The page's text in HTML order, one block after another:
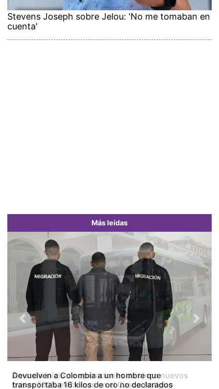
Stevens Joseph sobre Jelou: 'No me tomaban en
cuenta'
Más leídas
Devuelven a Colombia a un hombre que
transportaba 16 kilos de oro no declarados
Previous Next